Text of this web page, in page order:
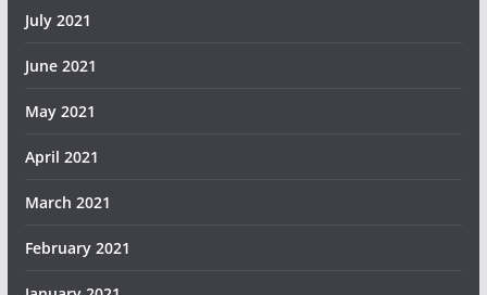
July 2021
June 2021
May 2021
April 2021
March 2021
February 2021